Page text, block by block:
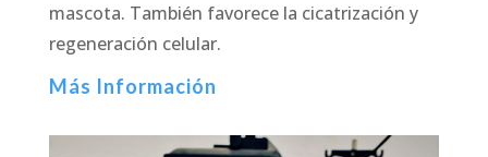
mascota. También favorece la cicatrización y
regeneración celular.
Más Información